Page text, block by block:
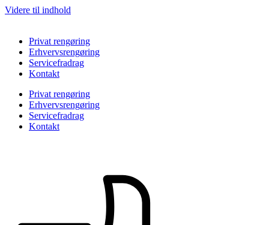
Videre til indhold
Privat rengøring
Erhvervsrengøring
Servicefradrag
Kontakt
Privat rengøring
Erhvervsrengøring
Servicefradrag
Kontakt